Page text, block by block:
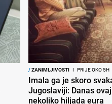
/ZANIMLJIVOSTI I PRIJE OKO 5H
Imala ga je skoro
Jugoslaviji: Danas
nekoliko hiljada eura